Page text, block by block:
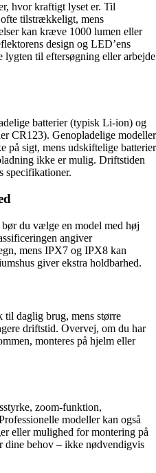
hvor kraftigt lyset er. Til
tilstrækkeligt, mens
kan kræve 1000 lumen eller
design og LED’ens
til eftersøgning eller arbejde
batterier (typisk Li-ion) og
CR123). Genopladelige modeller
på sigt, mens udskiftelige batterier
ikke er mulig. Driftstiden
specifikationer.
du vælge en model med høj
angiver
mens IPX7 og IPX8 kan
giver ekstra holdbarhed.
til daglig brug, mens større
driftstid. Overvej, om du har
monteres på hjelm eller
zoom-funktion,
modeller kan også
eller mulighed for montering på
dine behov – ikke nødvendigvis